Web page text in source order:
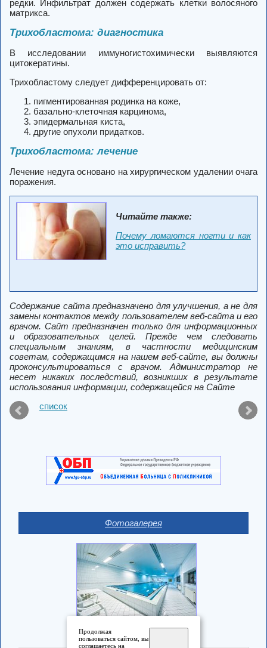
редки. Инфильтрат должен содержать клетки волосяного
матрикса.
Трихобластома: диагностика
В исследовании иммуногистохимически выявляются
цитокератины.
Трихобластому следует дифференцировать от:
пигментированная родинка на коже,
базально-клеточная карцинома,
эпидермальная киста,
другие опухоли придатков.
Трихобластома: лечение
Лечение недуга основано на хирургическом удалении очага
поражения.
Читайте также:
Почему ломаются ногти и как
это исправить?
Содержание сайта предназначено для улучшения, а не для
замены контактов между пользователем веб-сайта и его
врачом. Сайт предназначен только для информационных
и образовательных целей.
Прежде чем следовать
специальным знаниям, в частности медицинским
советам, содержащимся на нашем веб-сайте, вы должны
проконсультироваться с врачом.
Администратор не
несет никаких последствий, возникших в результате
использования информации, содержащейся на Сайте
список
Фотогалерея
Продолжая
пользоваться сайтом, вы
соглашаетесь на